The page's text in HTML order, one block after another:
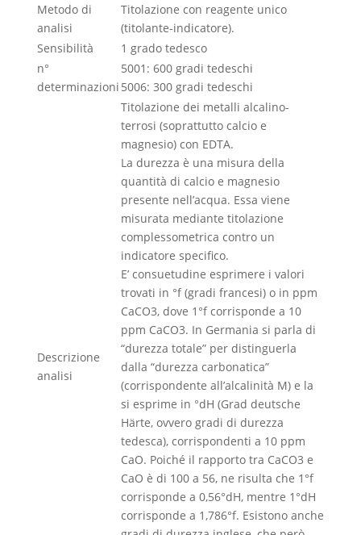
Metodo di
analisi
Titolazione con reagente unico
(titolante-indicatore).
Sensibilità
1 grado tedesco
n°
determinazioni
5001: 600 gradi tedeschi
5006: 300 gradi tedeschi
Descrizione
analisi
Titolazione dei metalli alcalino-
terrosi (soprattutto calcio e
magnesio) con EDTA.
La durezza è una misura della
quantità di calcio e magnesio
presente nell’acqua. Essa viene
misurata mediante titolazione
complessometrica contro un
indicatore specifico.
E’ consuetudine esprimere i valori
trovati in °f (gradi francesi) o in ppm
CaCO3, dove 1°f corrisponde a 10
ppm CaCO3. In Germania si parla di
“durezza totale” per distinguerla
dalla “durezza carbonatica”
(corrispondente all’alcalinità M) e la
si esprime in °dH (Grad deutsche
Härte, ovvero gradi di durezza
tedesca), corrispondenti a 10 ppm
CaO. Poiché il rapporto tra CaCO3 e
CaO è di 100 a 56, ne risulta che 1°f
corrisponde a 0,56°dH, mentre 1°dH
corrisponde a 1,786°f. Esistono anche